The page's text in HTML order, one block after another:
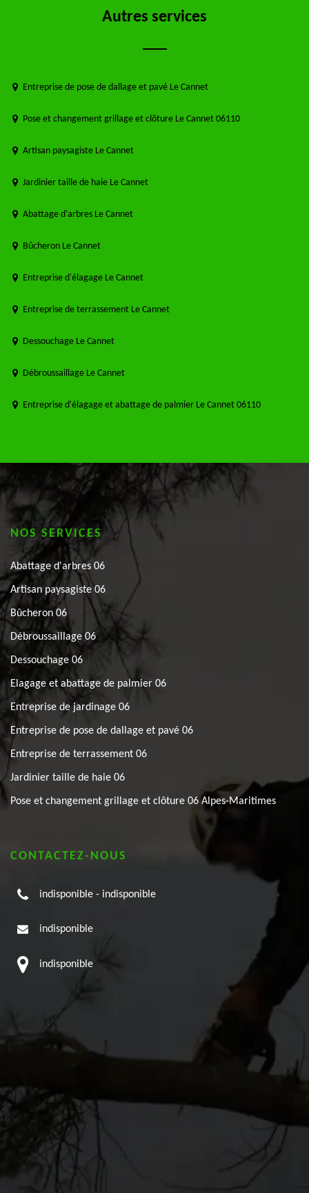
Autres services
Entreprise de pose de dallage et pavé Le Cannet
Pose et changement grillage et clôture Le Cannet 06110
Artisan paysagiste Le Cannet
Jardinier taille de haie Le Cannet
Abattage d'arbres Le Cannet
Bûcheron Le Cannet
Entreprise d'élagage Le Cannet
Entreprise de terrassement Le Cannet
Dessouchage Le Cannet
Débroussaillage Le Cannet
Entreprise d'élagage et abattage de palmier Le Cannet 06110
NOS SERVICES
Abattage d'arbres 06
Artisan paysagiste 06
Bûcheron 06
Débroussaillage 06
Dessouchage 06
Elagage et abattage de palmier 06
Entreprise de jardinage 06
Entreprise de pose de dallage et pavé 06
Entreprise de terrassement 06
Jardinier taille de haie 06
Pose et changement grillage et clôture 06 Alpes-Maritimes
CONTACTEZ-NOUS
indisponible - indisponible
indisponible
indisponible